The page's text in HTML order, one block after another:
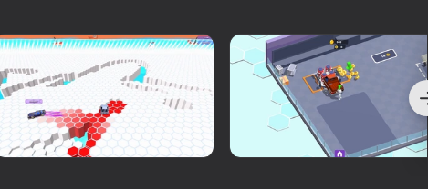
Автоарена
Arkadalar
Yandex O'yinlari Reytingi
4,0 Oʻyinchilar bergan baho